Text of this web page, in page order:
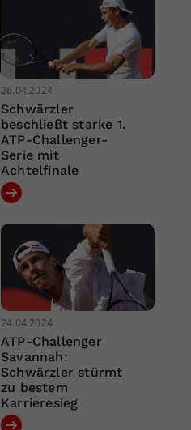
26.04.2024
Schwärzler
beschließt starke 1.
ATP-Challenger-
Serie mit
Achtelfinale
24.04.2024
ATP-Challenger
Savannah:
Schwärzler stürmt
zu bestem
Karrieresieg